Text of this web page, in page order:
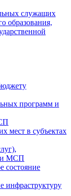
служащих
образования,
программ и
мест в субъектах
МСП
состояние
инфраструктуру